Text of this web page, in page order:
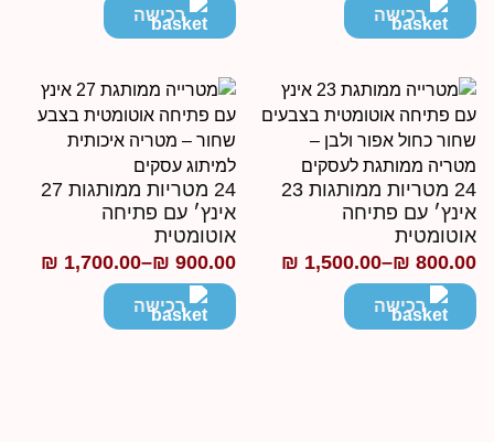
רכישה
מחירים:רכישה
24 מטריות ממותגות 23
עם פתיחה
₪
–
₪1,500.00
רכישה
24 מטריות ממותגות 27
אינץ׳ עם פתיחה
אוטומטית
₪900.00
–
₪1,700.00
טווח
מחירים:רכישה